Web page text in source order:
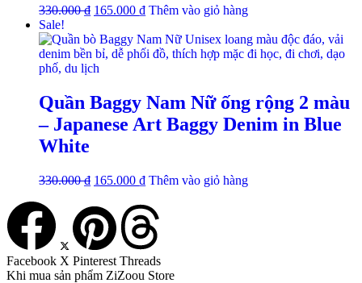
330.000₫ 165.000 ₫ Thêm vào giỏ hàng
Sale!
Quần Baggy Nam Nữ ống rộng 2 màu
– Japanese Art Baggy Denim in Blue
White
330.000₫ 165.000 ₫ Thêm vào giỏ hàng
Facebook X Pinterest Threads
Khi mua sản phẩm ZiZoou Store